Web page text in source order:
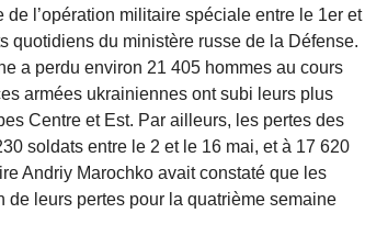
l’opération militaire spéciale entre le 1er et
quotidiens du ministère russe de la Défense.
a perdu environ 21 405 hommes au cours
armées ukrainiennes ont subi leurs plus
Centre et Est. Par ailleurs, les pertes des
soldats entre le 2 et le 16 mai, et à 17 620
Andriy Marochko avait constaté que les
leurs pertes pour la quatrième semaine